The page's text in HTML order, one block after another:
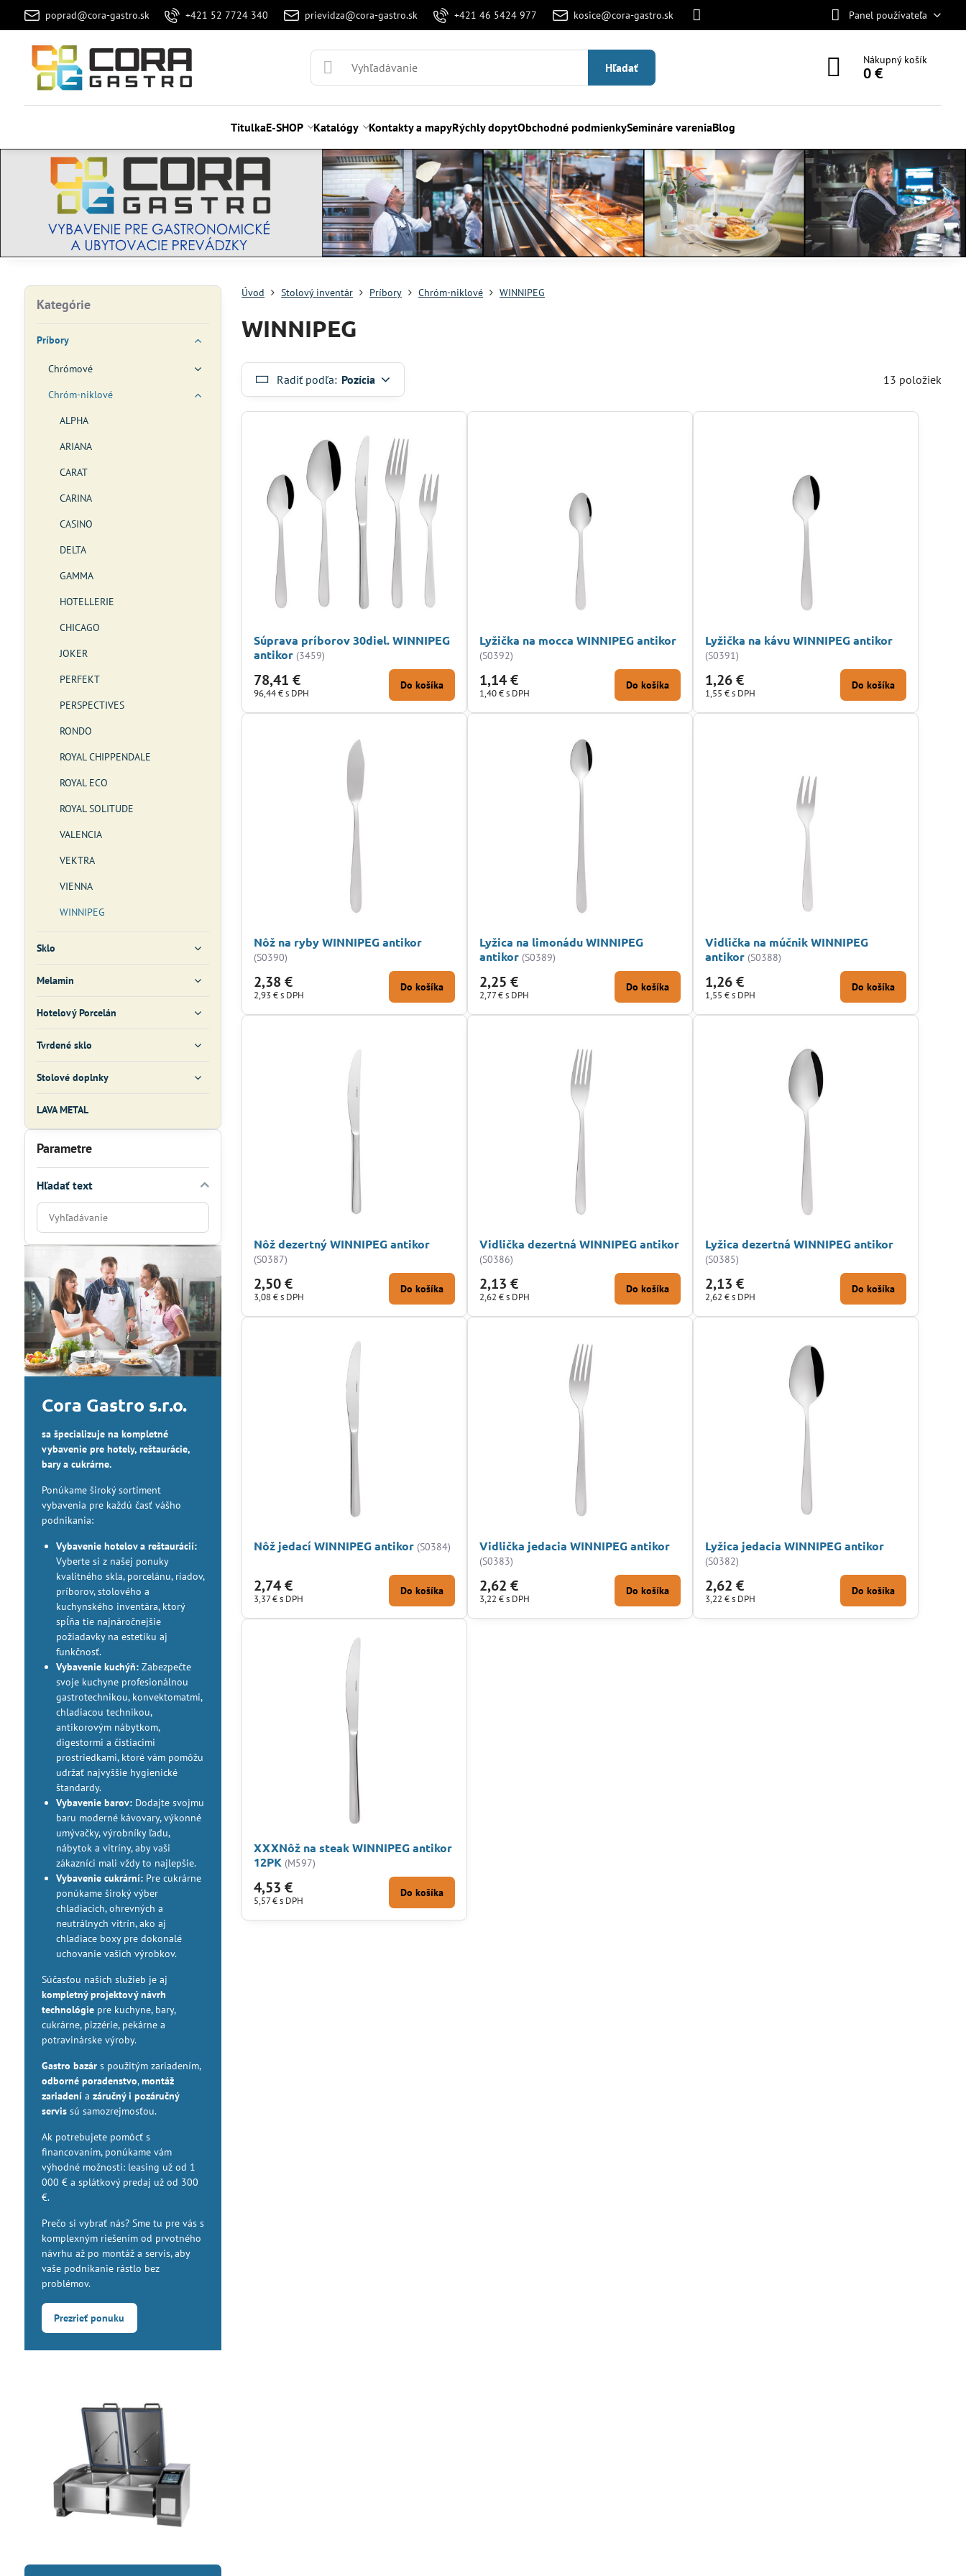
poprad@cora-gastro.sk +421 52 7724 340 prievidza@cora-gastro.sk +421 46 5424 977 kosice@cora-gastro.sk Panel používateľa
Hľadať
Nákupný košík
0 €
TitulkaE-SHOP Katalógy Kontakty a mapyRýchly dopytObchodné podmienkySemináre vareniaBlog
Úvod Stolový inventár Príbory Chróm-niklové WINNIPEG
WINNIPEG
Radiť podľa: Pozícia 13 položiek
Súprava príborov 30diel. WINNIPEG
antikor (3459)
78,41 €
96,44 €s DPH
Do košíka
Lyžička na mocca WINNIPEG antikor
(S0392)
1,14 €
1,40 €s DPH
Do košíka
Lyžička na kávu WINNIPEG antikor
(S0391)
1,26 €
1,55 €s DPH
Do košíka
Nôž na ryby WINNIPEG antikor
(S0390)
2,38 €
2,93 €s DPH
Do košíka
Lyžica na limonádu WINNIPEG
antikor (S0389)
2,25 €
2,77 €s DPH
Do košíka
Vidlička na múčnik WINNIPEG
antikor (S0388)
1,26 €
1,55 €s DPH
Do košíka
Nôž dezertný WINNIPEG antikor
(S0387)
2,50 €
3,08 €s DPH
Do košíka
Vidlička dezertná WINNIPEG antikor
(S0386)
2,13 €
2,62 €s DPH
Do košíka
Lyžica dezertná WINNIPEG antikor
(S0385)
2,13 €
2,62 €s DPH
Do košíka
Nôž jedací WINNIPEG antikor (S0384)
2,74 €
3,37 €s DPH
Do košíka
Vidlička jedacia WINNIPEG antikor
(S0383)
2,62 €
3,22 €s DPH
Do košíka
Lyžica jedacia WINNIPEG antikor
(S0382)
2,62 €
3,22 €s DPH
Do košíka
XXXNôž na steak WINNIPEG antikor
12PK (M597)
4,53 €
5,57 €s DPH
Do košíka
Parametre
Hľadať text
Prehľadať
výsledky
filtra
Kategórie
Príbory
Chrómové
Chróm-niklové
ALPHA
ARIANA
CARAT
CARINA
CASINO
DELTA
GAMMA
HOTELLERIE
CHICAGO
JOKER
PERFEKT
PERSPECTIVES
RONDO
ROYAL CHIPPENDALE
ROYAL ECO
ROYAL SOLITUDE
VALENCIA
VEKTRA
VIENNA
WINNIPEG
Sklo
Melamin
Hotelový Porcelán
Tvrdené sklo
Stolové doplnky
LAVA METAL
Cora Gastro s.r.o.
sa špecializuje na kompletné
vybavenie pre hotely, reštaurácie,
bary a cukrárne.
Ponúkame široký sortiment
vybavenia pre každú časť vášho
podnikania:
Vybavenie hotelov a reštaurácií:
Vyberte si z našej ponuky
kvalitného skla, porcelánu, riadov,
príborov, stolového a
kuchynského inventára, ktorý
spĺňa tie najnáročnejšie
požiadavky na estetiku aj
funkčnosť.
Vybavenie kuchýň:Zabezpečte
svoje kuchyne profesionálnou
gastrotechnikou, konvektomatmi,
chladiacou technikou,
antikorovým nábytkom,
digestormi a čistiacimi
prostriedkami, ktoré vám pomôžu
udržať najvyššie hygienické
štandardy.
Vybavenie barov:Dodajte svojmu
baru moderné kávovary, výkonné
umývačky, výrobníky ľadu,
nábytok a vitríny, aby vaši
zákazníci mali vždy to najlepšie.
Vybavenie cukrární:Pre cukrárne
ponúkame široký výber
chladiacich, ohrevných a
neutrálnych vitrín, ako aj
chladiace boxy pre dokonalé
uchovanie vašich výrobkov.
Súčasťou našich služieb je aj
kompletný projektový návrh
technológiepre kuchyne, bary,
cukrárne, pizzérie, pekárne a
potravinárske výroby.
Gastro bazárs použitým zariadením,
odborné poradenstvo,montáž
zariadenía záručný i pozáručný
servissú samozrejmosťou.
Ak potrebujete pomôcť s
financovaním, ponúkame vám
výhodné možnosti: leasing už od 1
000 € a splátkový predaj už od 300
€.
Prečo si vybrať nás? Sme tu pre vás s
komplexným riešením od prvotného
návrhu až po montáž a servis, aby
vaše podnikanie rástlo bez
problémov.
Prezrieť ponuku